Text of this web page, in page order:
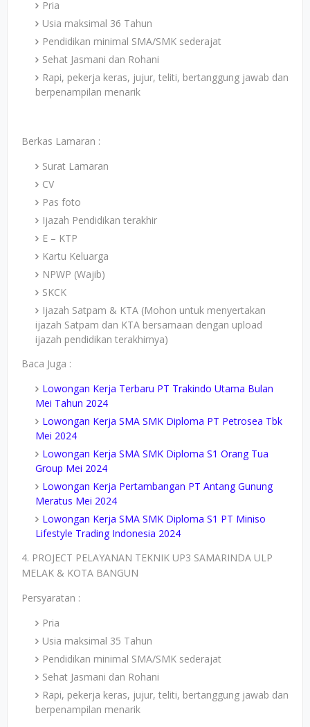
Pria
Usia maksimal 36 Tahun
Pendidikan minimal SMA/SMK sederajat
Sehat Jasmani dan Rohani
Rapi, pekerja keras, jujur, teliti, bertanggung jawab dan
berpenampilan menarik
Berkas Lamaran :
Surat Lamaran
CV
Pas foto
Ijazah Pendidikan terakhir
E – KTP
Kartu Keluarga
NPWP (Wajib)
SKCK
Ijazah Satpam & KTA (Mohon untuk menyertakan
ijazah Satpam dan KTA bersamaan dengan upload
ijazah pendidikan terakhirnya)
Baca Juga :
Lowongan Kerja Terbaru PT Trakindo Utama Bulan
Mei Tahun 2024
Lowongan Kerja SMA SMK Diploma PT Petrosea Tbk
Mei 2024
Lowongan Kerja SMA SMK Diploma S1 Orang Tua
Group Mei 2024
Lowongan Kerja Pertambangan PT Antang Gunung
Meratus Mei 2024
Lowongan Kerja SMA SMK Diploma S1 PT Miniso
Lifestyle Trading Indonesia 2024
4. PROJECT PELAYANAN TEKNIK UP3 SAMARINDA ULP
MELAK & KOTA BANGUN
Persyaratan :
Pria
Usia maksimal 35 Tahun
Pendidikan minimal SMA/SMK sederajat
Sehat Jasmani dan Rohani
Rapi, pekerja keras, jujur, teliti, bertanggung jawab dan
berpenampilan menarik